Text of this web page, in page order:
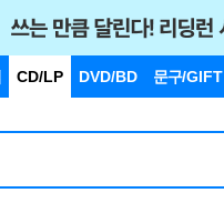
CD/LP DVD/BD 문구/GIFT